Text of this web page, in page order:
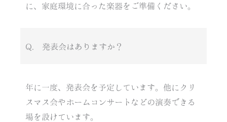
に、家庭環境に合った楽器をご準備ください。
Q. 発表会はありますか？
年に一度、発表会を予定しています。他にクリ
スマス会やホームコンサートなどの演奏できる
場を設けています。